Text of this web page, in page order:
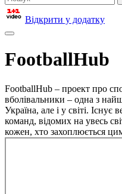
Відкрити у додатку
FootballHub
FootballHub – проект про
вболівальники – одна з
Україна, але і у світі. Існує
команд, відомих на увесь
кожен, хто захоплюється